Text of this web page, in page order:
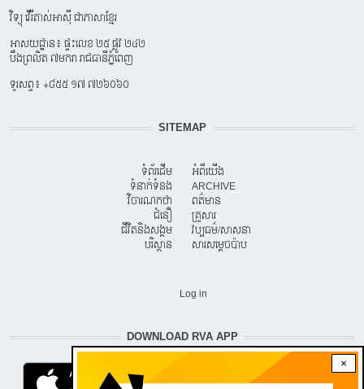
×
វិទ្យុ វើរីតាស់អាស៊ី ជាភាសាខ្មែរ
អាសយដ្ឋាន៖ ផ្ទះលេខ ២៥ ផ្លូវ ២៤២
បឹងព្រលិត ៧មករា រាជធានីភ្នំពេញ
ទូរសព្ទ៖ +៨៥៥ ១៧ ៧២៦០៦០
SITEMAP
ទំព័រដើម
ទំនាក់ទំនង
វិចារណកថា
ជំនឿ
ជីវិតនិងសង្គម
បរិស្ថាន
អំពីយើង
ARCHIVE
ពត៌មាន
គ្រួសារ
វប្បធម៌/សាសនា
សារសម្តេចប៉ាប
Log in
DOWNLOAD RVA APP